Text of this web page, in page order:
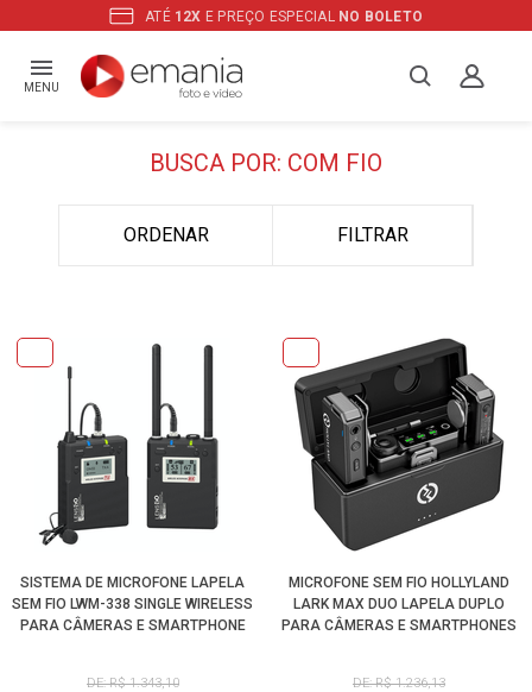
ATÉ 12X E PREÇO ESPECIAL NO BOLETO
MENU
BUSCA POR: COM FIO
ORDENAR FILTRAR
SISTEMA DE MICROFONE LAPELA
SEM FIO LWM-338 SINGLE WIRELESS
PARA CÂMERAS E SMARTPHONE
DE: R$ 1.343,10
MICROFONE SEM FIO HOLLYLAND
LARK MAX DUO LAPELA DUPLO
PARA CÂMERAS E SMARTPHONES
DE: R$ 1.236,13